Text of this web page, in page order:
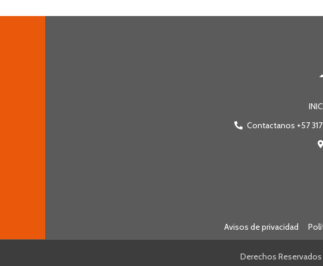
Contactanos +57
Avisos de privacidad
Derechos